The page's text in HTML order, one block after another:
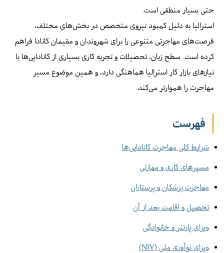
حتی بسیار منطقی است.
استرالیا به دلیل کمبود نیروی متخصص در بخش‌های مختلف،
فرصت‌های مهاجرتی متنوعی را برای شهروندان و مقیمان کانادا فراهم
کرده است. سطح زبان، تحصیلات و تجربه کاری بسیاری از کانادایی‌ها با
نیازهای بازار کار استرالیا هماهنگی دارد، و همین موضوع مسیر
مهاجرت را هموارتر می‌کند.
فهرست
شرایط کلی مهاجرت کانادایی‌ها
مسیرهای کاری و مهارتی
مهاجرت پزشکان و پرستاران
تحصیل و اقامت بعد از آن
ویزای پارتنر و خانوادگی
ویزای نوآوری ملی (NIV)